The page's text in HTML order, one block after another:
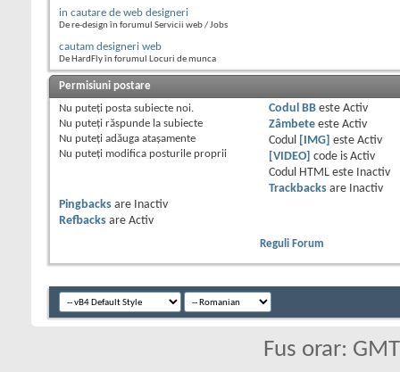
in cautare de web designeri
De re-design în forumul Servicii web / Jobs
cautam designeri web
De HardFly în forumul Locuri de munca
Permisiuni postare
Nu puteţi posta subiecte noi.
Nu puteţi răspunde la subiecte
Nu puteţi adăuga ataşamente
Nu puteţi modifica posturile proprii
Codul BBeste Activ
Zâmbeteeste Activ
Codul
[IMG] este Activ
[VIDEO]
code is Activ
Codul HTML este
Inactiv
Trackbacksare
Inactiv
Pingbacks are
Inactiv
Refbacks are Activ
Reguli Forum
Fus orar: